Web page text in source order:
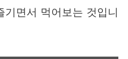
기면서 먹어보는 것입니